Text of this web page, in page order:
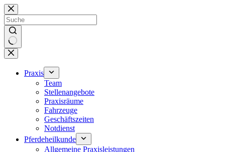
Zum
Inhalt
springen
Keine
Ergebnisse
Praxis
Team
Stellenangebote
Praxisräume
Fahrzeuge
Geschäftszeiten
Notdienst
Pferdeheilkunde
Allgemeine Praxisleistungen